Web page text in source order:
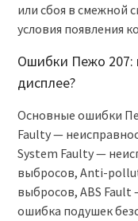
или сбоя в смежной
условия появления
Ошибки Пежо 207:
дисплее?
Основные ошибки
Faulty —
System Faulty —
выбросов, Anti-
выбросов, ABS
ошибка подушек